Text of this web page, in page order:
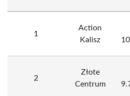
1
Action
Kalisz
2
Złote
Centrum